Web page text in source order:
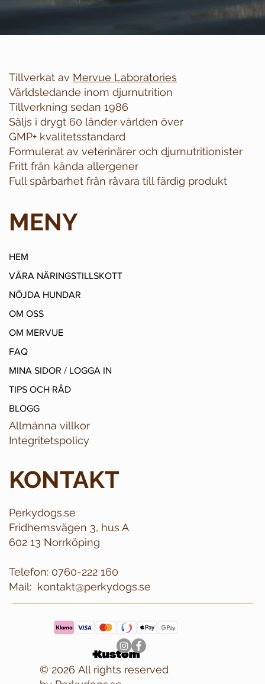
Tillverkat av Mervue Laboratories
Världsledande inom djurnutrition
Tillverkning sedan 1986
Säljs i drygt 60 länder världen över
GMP+ kvalitetsstandard
Formulerat av veterinärer och djurnutritionister
Fritt från kända allergener
Full spårbarhet från råvara till färdig produkt
MENY
HEM
VÅRA NÄRINGSTILLSKOTT
NÖJDA HUNDAR
OM OSS
OM MERVUE
FAQ
MINA SIDOR / LOGGA IN
TIPS OCH RÅD
BLOGG
Allmänna villkor
Integritetspolicy
KONTAKT
Perkydogs.se
Fridhemsvägen 3, hus A
602 13 Norrköping
Telefon: 0760-222 160
kontakt@perkydogs.se
Mail:
© 2026 All rights reserved